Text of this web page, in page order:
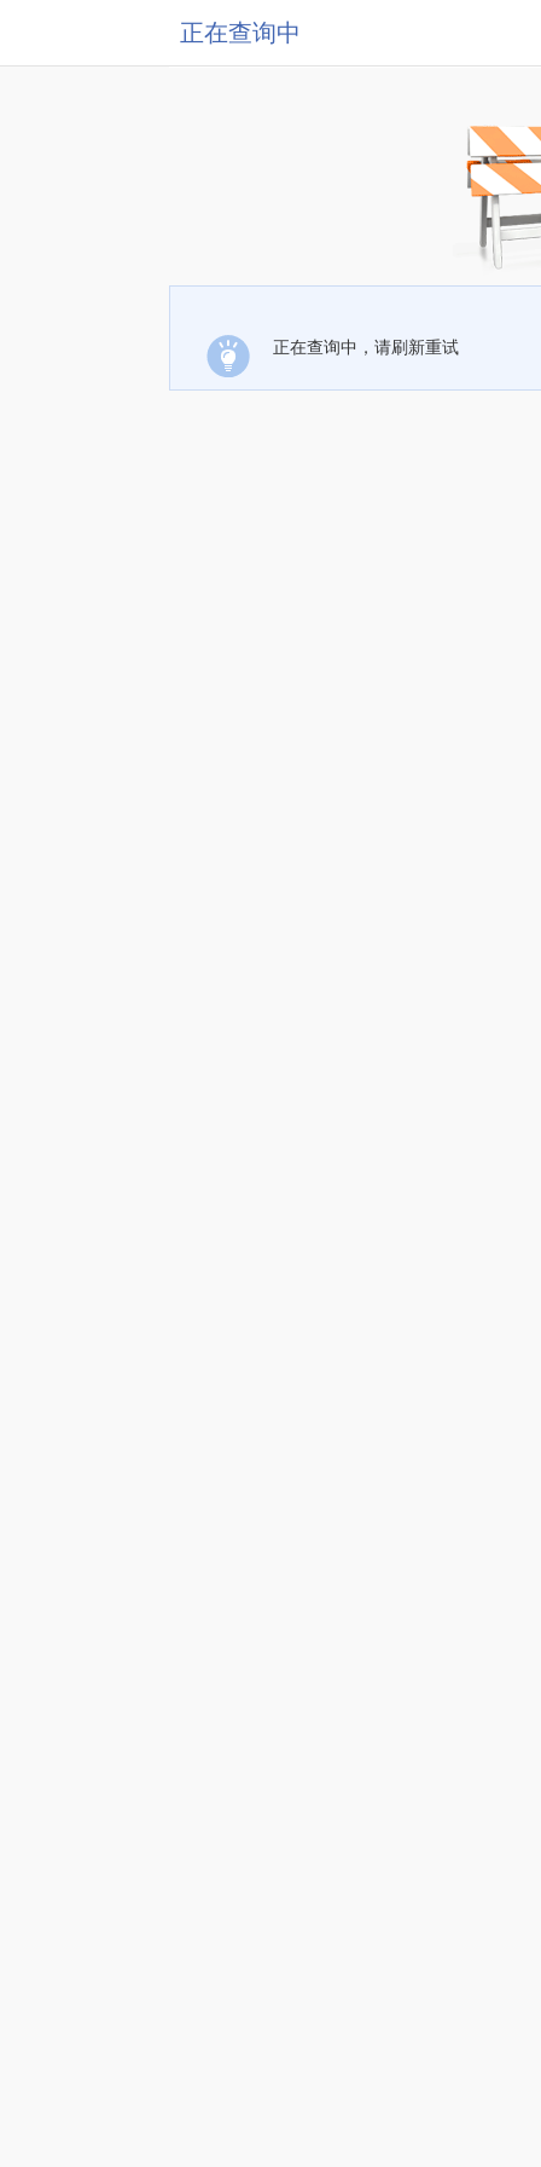
正在查询中
正在查询中，请刷新重试